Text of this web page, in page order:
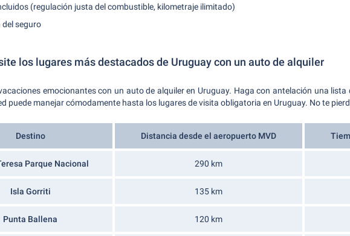
(regulación justa del combustible, kilometraje ilimitado)
seguro
los lugares más destacados de Uruguay con un auto de alquiler
emocionantes con un auto de alquiler en Uruguay. Haga con antelación una lista
puede manejar cómodamente hasta los lugares de visita obligatoria en Uruguay. No te
Destino Distancia desde el aeropuerto MVD
Parque Nacional 290 km
Isla Gorriti 135 km
Punta Ballena 120 km